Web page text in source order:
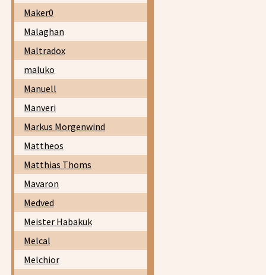
Maker0
Malaghan
Maltradox
maluko
Manuell
Manveri
Markus Morgenwind
Mattheos
Matthias Thoms
Mavaron
Medved
Meister Habakuk
Melcal
Melchior